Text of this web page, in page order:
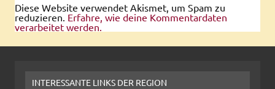
Diese Website verwendet Akismet, um Spam zu
reduzieren. Erfahre, wie deine Kommentardaten
verarbeitet werden.
INTERESSANTE LINKS DER REGION